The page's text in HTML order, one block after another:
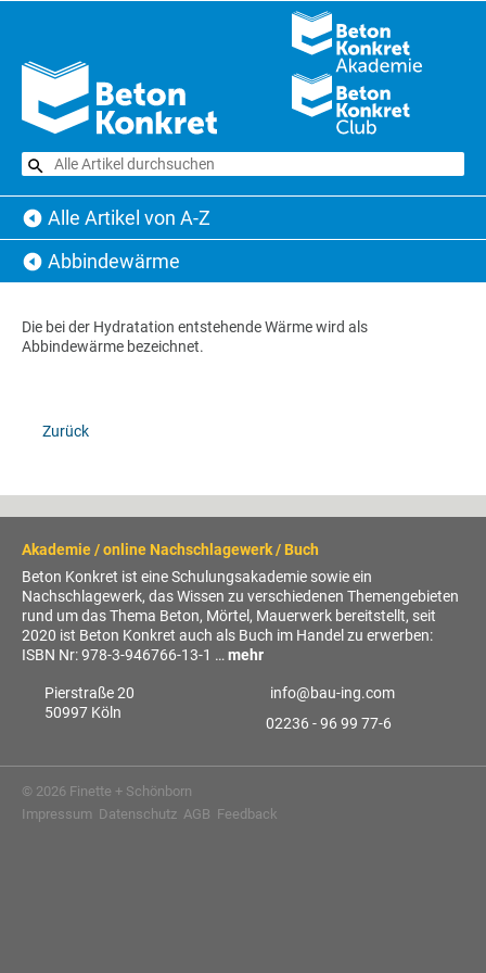
Alle Artikel von A-Z
Abbindewärme
Die bei der Hydratation entstehende Wärme wird als
Abbindewärme bezeichnet.
Zurück
Akademie / online Nachschlagewerk / Buch
Beton Konkret ist eine Schulungsakademie sowie ein
Nachschlagewerk, das Wissen zu verschiedenen Themengebieten
rund um das Thema Beton, Mörtel, Mauerwerk bereitstellt, seit
2020 ist Beton Konkret auch als Buch im Handel zu erwerben:
ISBN Nr: 978-3-946766-13-1 … mehr
Pierstraße 20
50997 Köln
info@bau-ing.com
02236 - 96 99 77-6
© 2026 Finette + Schönborn
Impressum Datenschutz AGB Feedback